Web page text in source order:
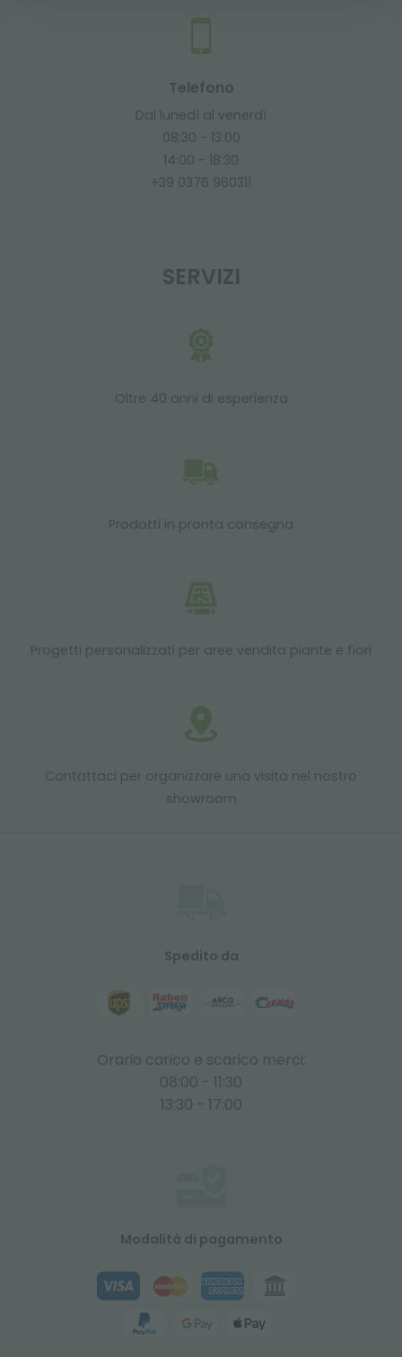
Telefono
Dal lunedì al venerdì
08:30 - 13:00
14:00 - 18:30
+39 0376 960311
SERVIZI
Oltre 40 anni di esperienza
Prodotti in pronta consegna
Progetti personalizzati per aree vendita piante e fiori
Contattaci per organizzare una visita nel nostro
showroom
Spedito da
Orario carico e scarico merci:
08:00 - 11:30
13:30 - 17:00
Modalità di pagamento